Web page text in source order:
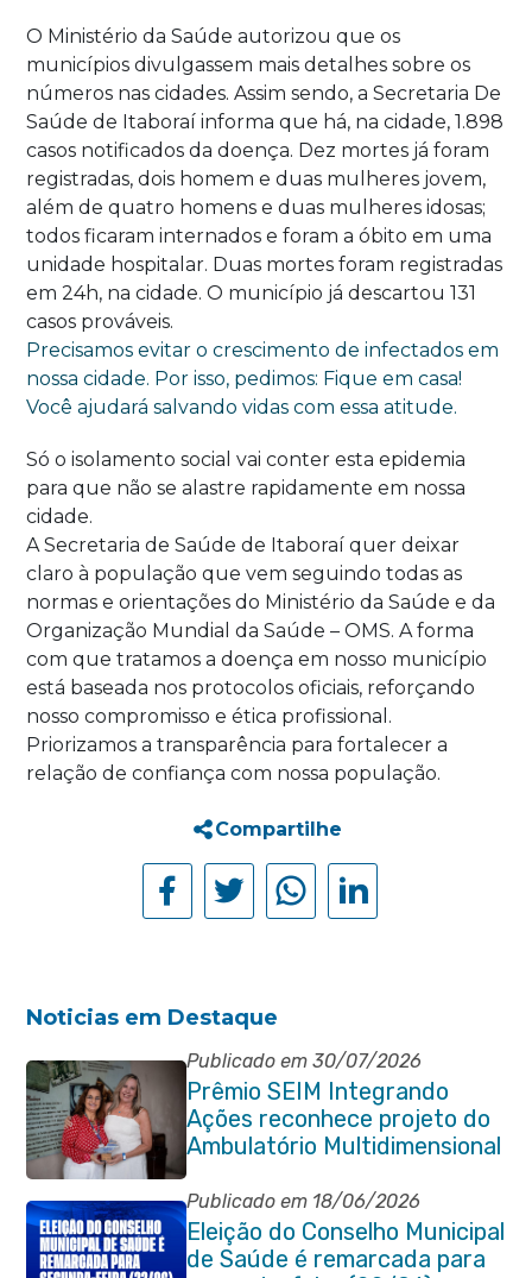
O Ministério da Saúde autorizou que os
municípios divulgassem mais detalhes sobre os
números nas cidades. Assim sendo, a Secretaria De
Saúde de Itaboraí informa que há, na cidade, 1.898
casos notificados da doença. Dez mortes já foram
registradas, dois homem e duas mulheres jovem,
além de quatro homens e duas mulheres idosas;
todos ficaram internados e foram a óbito em uma
unidade hospitalar. Duas mortes foram registradas
em 24h, na cidade. O município já descartou 131
casos prováveis.
Precisamos evitar o crescimento de infectados em
nossa cidade. Por isso, pedimos: Fique em casa!
Você ajudará salvando vidas com essa atitude.
Só o isolamento social vai conter esta epidemia
para que não se alastre rapidamente em nossa
cidade.
A Secretaria de Saúde de Itaboraí quer deixar
claro à população que vem seguindo todas as
normas e orientações do Ministério da Saúde e da
Organização Mundial da Saúde – OMS. A forma
com que tratamos a doença em nosso município
está baseada nos protocolos oficiais, reforçando
nosso compromisso e ética profissional.
Priorizamos a transparência para fortalecer a
relação de confiança com nossa população.
Compartilhe
Noticias em Destaque
Publicado em 30/07/2026
Prêmio SEIM Integrando
Ações reconhece projeto do
Ambulatório Multidimensional
da Pessoa Idosa de Itaboraí
Publicado em 18/06/2026
Eleição do Conselho Municipal
de Saúde é remarcada para